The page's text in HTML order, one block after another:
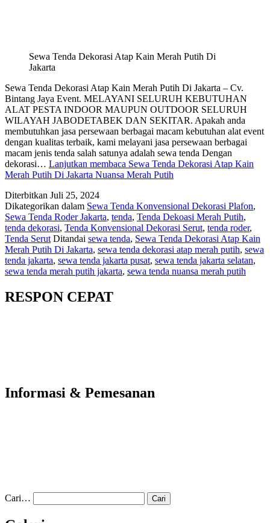
Sewa Tenda Dekorasi Atap Kain Merah Putih Di
Jakarta
Sewa Tenda Dekorasi Atap Kain Merah Putih Di Jakarta – Cv.
Bintang Jaya Event. MELAYANI SELURUH KEBUTUHAN
ALAT PESTA INDOOR MAUPUN OUTDOOR SELURUH
WILAYAH JABODETABEK DAN SEKITAR. Apakah anda
membutuhkan jasa persewaan berbagai macam kebutuhan alat event
dengan kualitas terbaik, kami melayani jasa persewaan berbagai
macam jenis tenda salah satunya adalah sewa tenda Dengan
dekorasi… Lanjutkan membaca Sewa Tenda Dekorasi Atap Kain
Merah Putih Di Jakarta Nuansa Merah Putih
Diterbitkan Juli 25, 2024
Dikategorikan dalam Sewa Tenda Konvensional Dekorasi Plafon,
Sewa Tenda Roder Jakarta, tenda, Tenda Dekoasi Merah Putih,
tenda dekorasi, Tenda Konvensional Dekorasi Serut, tenda roder,
Tenda Serut Ditandai sewa tenda, Sewa Tenda Dekorasi Atap Kain
Merah Putih Di Jakarta, sewa tenda dekorasi atap merah putih, sewa
tenda jakarta, sewa tenda jakarta pusat, sewa tenda jakarta selatan,
sewa tenda merah putih jakarta, sewa tenda nuansa merah putih
RESPON CEPAT
Informasi & Pemesanan
Cari…